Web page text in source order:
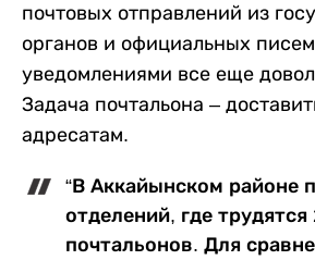
почтовых отправлений из
органов и официальных
уведомлениями все еще
Задача почтальона –
адресатам.
“В Аккайынском районе
отделений, где трудятся
почтальонов. Для